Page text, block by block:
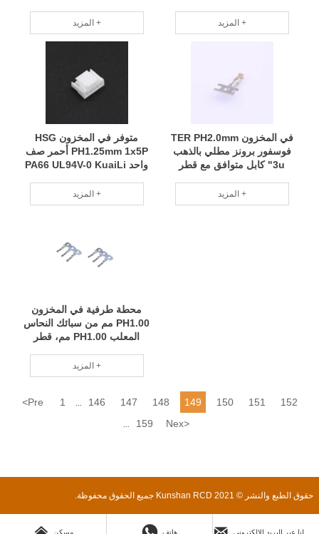
33000-1001 RCD
المزيد +
السلك 28#-32# ACES P/N
88267-W-1 RCD
المزيد +
متوفر في المخزون HSG
PH1.25mm 1x5P أحمر صف
واحد PA66 UL94V-0 KuaiLi
المزيد +
في المخزون TER PH2.0mm
فوسفور برونز مطلي بالذهب
3u" كابل متوافق مع قطر
A2005-GP-B-G3 RCD
المزيد +
محطة طرفية في المخزون
PH1.00 مم من سبائك النحاس
المعلب PH1.00 مم، قطر
BW P/N 70204-1028 RCD
المزيد +
<Pre 1 146 147 148 149 150 151 152
159 Nex>
حقوق الطبع والنشر © 2021 Kunshan RCD جميع الحقوق محفوظة.
مسكن هاتف